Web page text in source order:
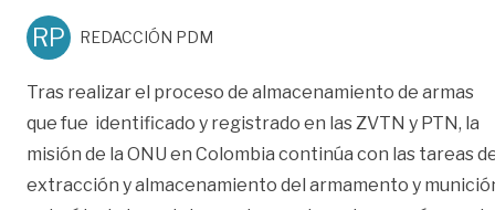
RP REDACCIÓN PDM
Tras realizar el proceso de almacenamiento de armas
que fue identificado y registrado en las ZVTN y PTN, la
misión de la ONU en Colombia continúa con las tareas
extracción y almacenamiento del armamento y